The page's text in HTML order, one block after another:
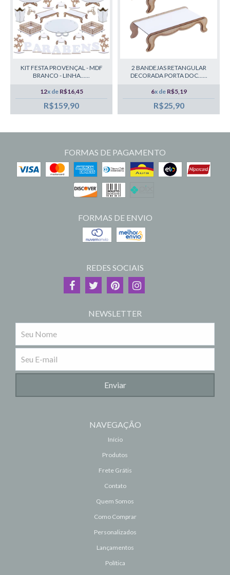
KIT FESTA PROVENÇAL - MDF
BRANCO - LINHA......
12x de R$16,45
R$159,90
2 BANDEJAS RETANGULAR
DECORADA PORTA DOC......
6x de R$5,19
R$25,90
FORMAS DE PAGAMENTO
FORMAS DE ENVIO
REDES SOCIAIS
NEWSLETTER
NAVEGAÇÃO
Início
Produtos
Frete Grátis
Contato
Quem Somos
Como Comprar
Personalizados
Lançamentos
Política